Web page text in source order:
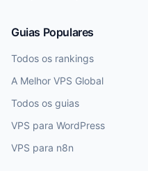
Guias Populares
Todos os rankings
A Melhor VPS Global
Todos os guias
VPS para WordPress
VPS para n8n